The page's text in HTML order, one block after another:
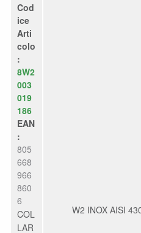
Cod
ice
Arti
colo
:
8W2
003
019
186
EAN
:
805
668
966
860
6
COL
LAR
W2 INOX AISI